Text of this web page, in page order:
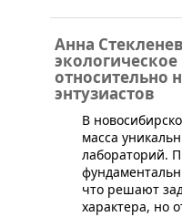
Анна
относительно
энтузиастов
В
масса
лабораторий.
что решают
характера, но